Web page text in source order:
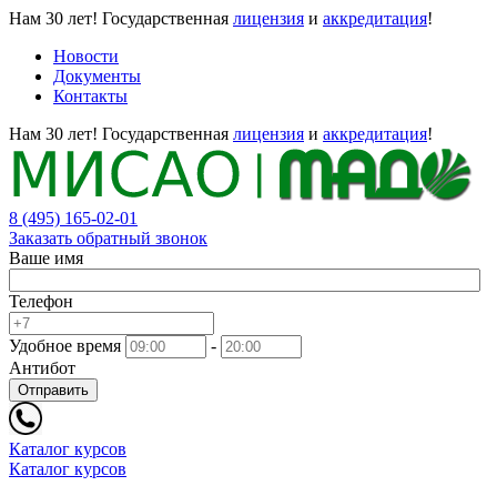
Нам 30 лет! Государственная лицензия и аккредитация!
Новости
Документы
Контакты
Нам 30 лет! Государственная лицензия и аккредитация!
8 (495) 165-02-01
Заказать обратный звонок
Ваше имя
Телефон
Удобное время
-
Антибот
Отправить
Каталог курсов
Каталог курсов